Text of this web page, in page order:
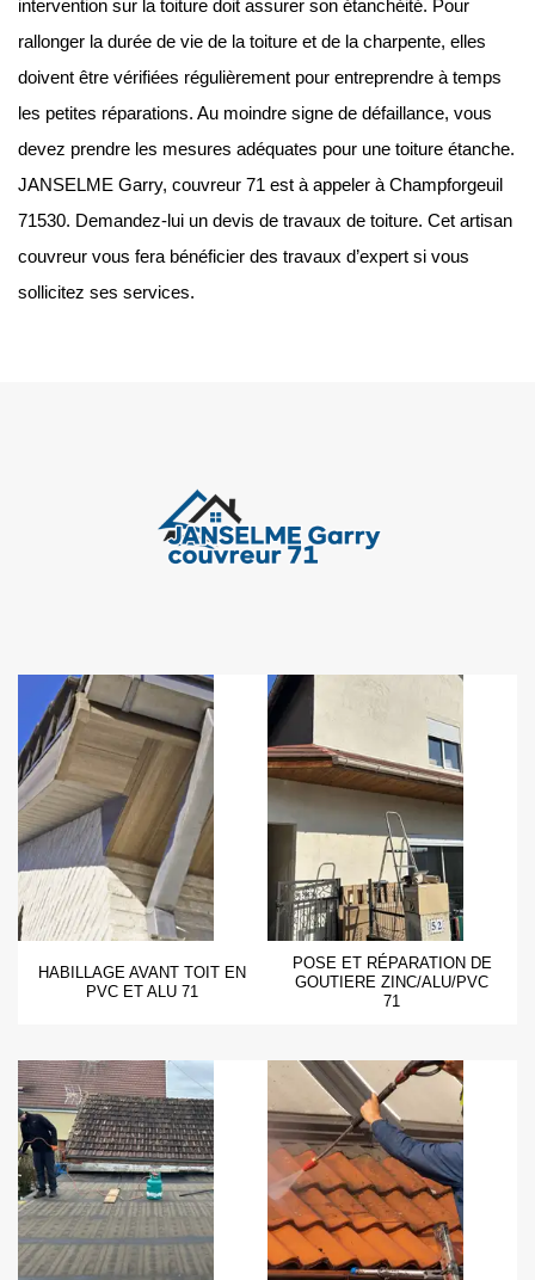
intervention sur la toiture doit assurer son étanchéité. Pour
rallonger la durée de vie de la toiture et de la charpente, elles
doivent être vérifiées régulièrement pour entreprendre à temps
les petites réparations. Au moindre signe de défaillance, vous
devez prendre les mesures adéquates pour une toiture étanche.
JANSELME Garry, couvreur 71 est à appeler à Champforgeuil
71530. Demandez-lui un devis de travaux de toiture. Cet artisan
couvreur vous fera bénéficier des travaux d’expert si vous
sollicitez ses services.
HABILLAGE AVANT TOIT EN
PVC ET ALU 71
POSE ET RÉPARATION DE
GOUTIERE ZINC/ALU/PVC
71